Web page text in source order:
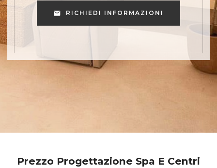
RICHIEDI INFORMAZIONI
Prezzo Progettazione Spa E Centri